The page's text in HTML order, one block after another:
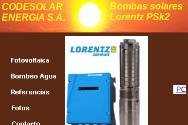
CODESOLAR
ENERGIA S.A.
Bombas solares
Lorentz PSk2
PC